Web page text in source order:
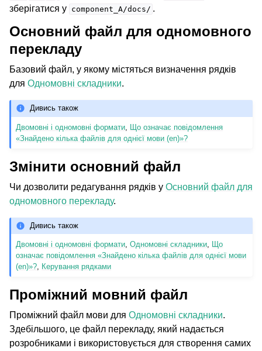
зберігатися у component_A/docs/ .
Основний файл для одномовного
перекладу
Базовий файл, у якому містяться визначення рядків
для Одномовні складники.
Дивись також
Двомовні і одномовні формати Що означає повідомлення
«Знайдено кілька файлів для однієї мови (en)»?
Змінити основний файл
Чи дозволити редагування рядків у Основний файл для
одномовного перекладу.
Дивись також
Двомовні і одномовні формати,Одномовні складники, Що
означає повідомлення «Знайдено кілька файлів для однієї мови
(en)»?, Керування рядками
Проміжний мовний файл
Проміжний файл мови для Одномовні складники.
Здебільшого, це файл перекладу, який надається
розробниками і використовується для створення самих